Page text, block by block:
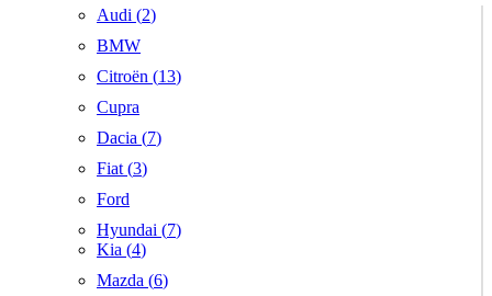
Audi (2)
BMW
Citroën (13)
Cupra
Dacia (7)
Fiat (3)
Ford
Hyundai (7)
Kia (4)
Mazda (6)